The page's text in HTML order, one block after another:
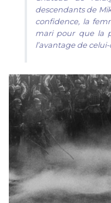
descendants de
confidence, la
mari pour que la
l’avantage de celui-